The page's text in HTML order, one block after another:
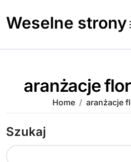
to
content
Weselne strony
aranżacje
Home aranżacje
Szukaj